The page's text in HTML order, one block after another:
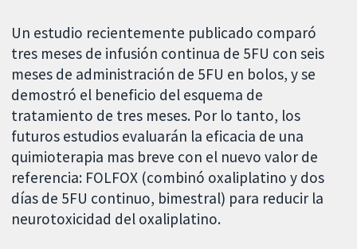
Un estudio recientemente publicado comparó
tres meses de infusión continua de 5FU con seis
meses de administración de 5FU en bolos, y se
demostró el beneficio del esquema de
tratamiento de tres meses. Por lo tanto, los
futuros estudios evaluarán la eficacia de una
quimioterapia mas breve con el nuevo valor de
referencia: FOLFOX (combinó oxaliplatino y dos
días de 5FU continuo, bimestral) para reducir la
neurotoxicidad del oxaliplatino.